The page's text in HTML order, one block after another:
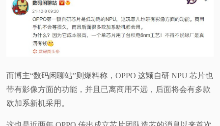
而博主“数码闲聊站”则爆料称，OPPO 这颗自研 NPU 芯片也
带有影像方面的功能，并且已离商用不远，后面将会有多款
欧加系新机采用。